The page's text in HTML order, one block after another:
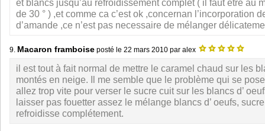
et blancs jusqu’au refroidissement complet ( il faut etre au
de 30 ° ) ,et comme ca c’est ok ,concernan l’incorporation
d’amande ,ce n’est pas necessaire de mélanger
9. Macaron framboise posté le 22 mars 2010 par alex
il est tout à fait normal de mettre le caramel chaud sur les
montés en neige. Il me semble que le problème qui se
allez trop vite pour verser le sucre cuit sur les blancs d’
laisser pas fouetter assez le mélange blancs d’ oeufs,
refroidisse complétement.